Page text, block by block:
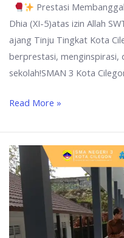
Prestasi
Dhia (XI-5)atas izin Allah
ajang Tinju Tingkat Kota
berprestasi, menginspirasi,
sekolah!SMAN 3 Kota
Read More »